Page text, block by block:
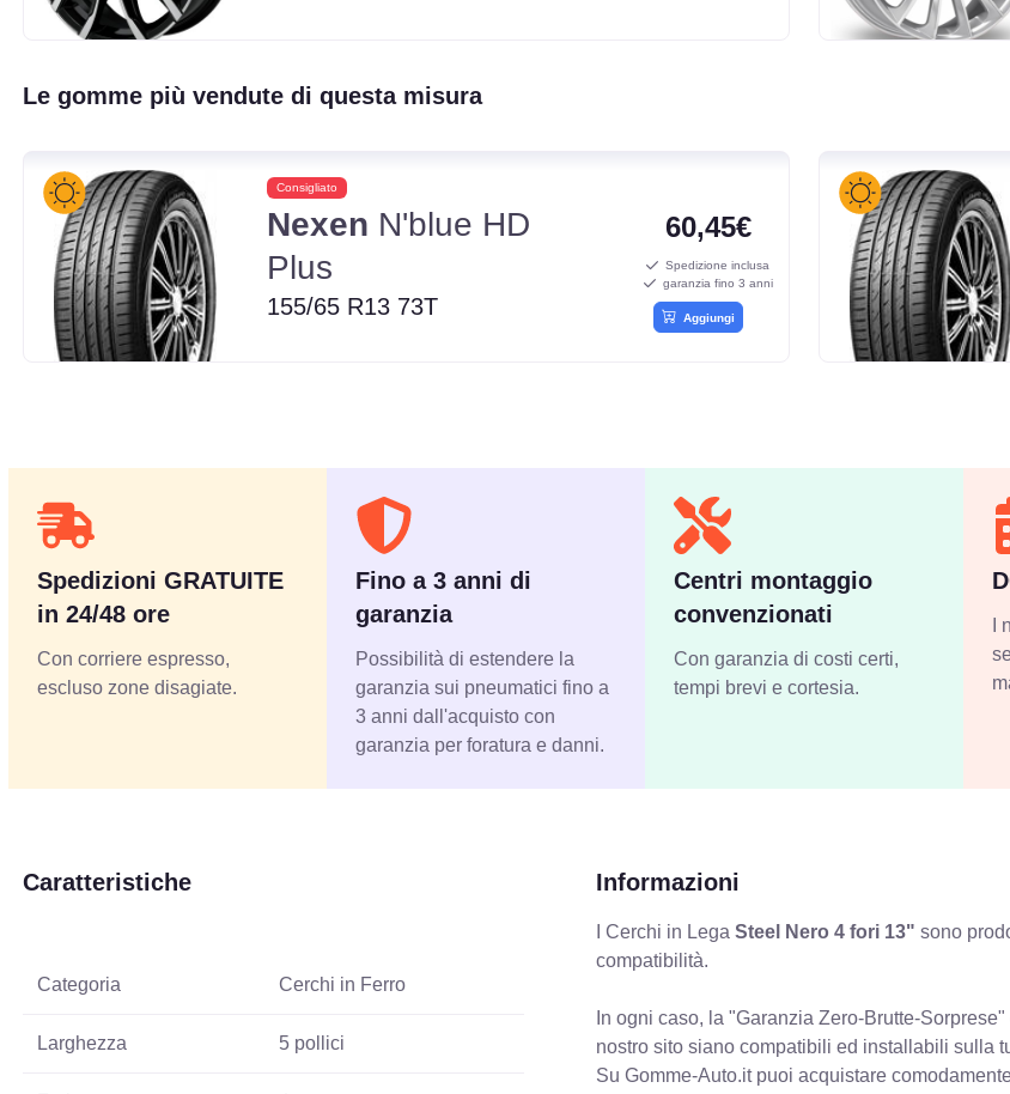
Le gomme più vendute di questa misura
Consigliato
Nexen N'blue HD
Plus
155/65 R13 73T
60,45€
Spedizione inclusa
garanzia fino 3 anni
Aggiungi
Spedizioni GRATUITE
in 24/48 ore
Con corriere espresso,
escluso zone disagiate.
Fino a 3 anni di
garanzia
Possibilità di estendere la
garanzia sui pneumatici fino a
3 anni dall'acquisto con
garanzia per foratura e danni.
Centri montaggio
convenzionati
Con garanzia di costi certi,
tempi brevi e cortesia.
Caratteristiche
Categoria Cerchi in Ferro
Larghezza 5 pollici
Informazioni
I Cerchi in LegaSteel Nero 4 fori 13" sono
compatibilità.
In ogni caso, la "Garanzia Zero-Brutte-
nostro sito siano compatibili ed installabili sulla
Su Gomme-Auto.it puoi acquistare